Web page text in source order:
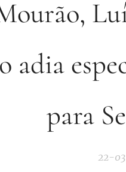
adia
para
22-